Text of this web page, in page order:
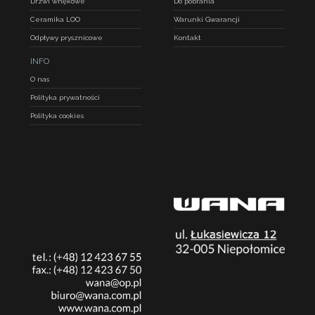
Ceramika LOO
Odpływy prysznicowe
Warunki Gwarancji
Kontakt
INFO
O nas
Polityka prywatności
Polityka cookies